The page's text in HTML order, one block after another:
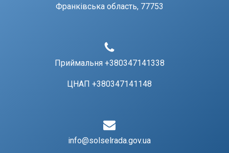
Франківська область, 77753
Приймальня +380347141338
ЦНАП +380347141148
info@solselrada.gov.ua